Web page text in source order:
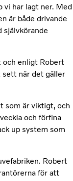
vi har lagt ner. Med
är både drivande
självkörande
och enligt Robert
sett när det gäller
som är viktigt, och
och förfina
up system som
Robert
för att